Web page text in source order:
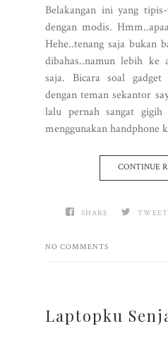
Belakangan ini yang
dengan modis.
Hehe..tenang saja bukan
dibahas..namun lebih ke
saja. Bicara soal
dengan teman sekantor
lalu pernah sangat
menggunakan handphone
CONTINUE
SHARE TWEET
NO COMMENTS
Laptopku